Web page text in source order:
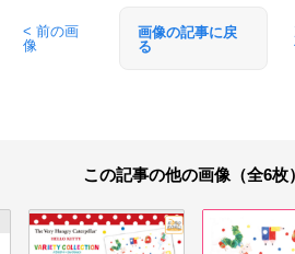
< 前の画
像
画像の記事に戻
る
この記事の他の画像（全6枚）